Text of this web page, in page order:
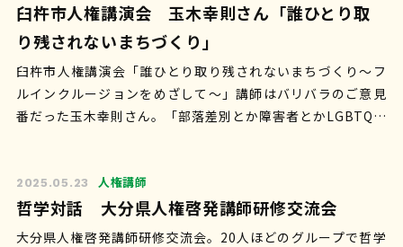
臼杵市人権講演会 玉木幸則さん「誰ひとり取
り残されないまちづくり」
臼杵市人権講演会「誰ひとり取り残されないまちづくり〜フ
ルインクルージョンをめざして〜」講師はバリバラのご意見
番だった玉木幸則さん。「部落差別とか障害者とかLGBTQと
2025.05.23 人権講師
哲学対話 大分県人権啓発講師研修交流会
大分県人権啓発講師研修交流会。20人ほどのグループで哲学